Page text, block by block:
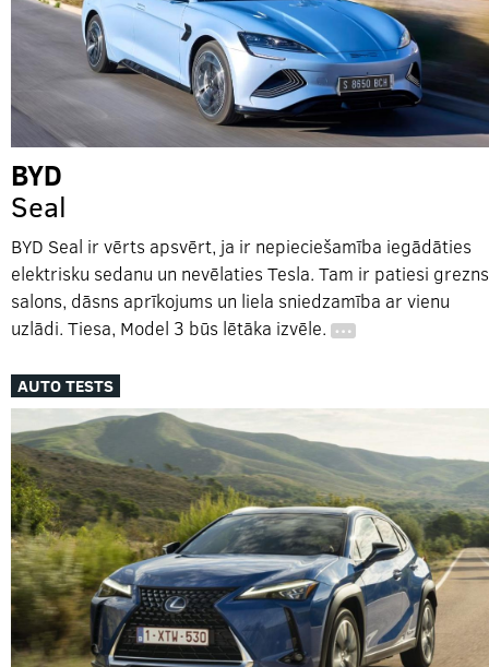
BYD
Seal
BYD Seal ir vērts apsvērt, ja ir nepieciešamība iegādāties
elektrisku sedanu un nevēlaties Tesla. Tam ir patiesi grezns
salons, dāsns aprīkojums un liela sniedzamība ar vienu
uzlādi. Tiesa, Model 3 būs lētāka izvēle. …
AUTO TESTS